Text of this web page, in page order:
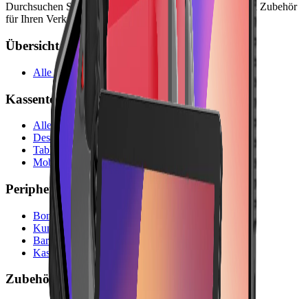
Durchsuchen Sie Kassenterminals, Kassen-Peripherie und Zubehör
für Ihren Verkaufstresen.
Übersicht
Alle Hardware-Produkte
Kassenterminals
Alle Kassenterminals
Desktop-Terminals
Tablet-Terminals
Mobile Terminals
Peripherie
Bondrucker
Kundendisplays
Barcodescanner
Kassenladen
Zubehör